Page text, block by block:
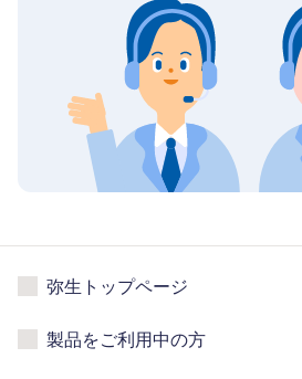
弥生トップページ
製品をご利用中の方